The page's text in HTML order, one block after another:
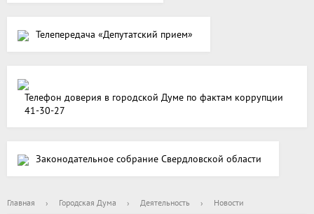
Телепередача «Депутатский прием»
Телефон доверия в городской Думе по фактам коррупции
41-30-27
Законодательное собрание Свердловской области
Главная › Городская Дума › Деятельность › Новости